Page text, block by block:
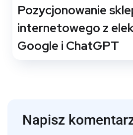
Pozycjonowanie
internetowego z
Google i ChatGPT
Napisz